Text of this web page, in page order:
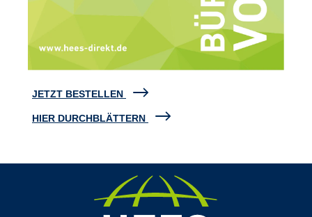
JETZT BESTELLEN
HIER DURCHBLÄTTERN